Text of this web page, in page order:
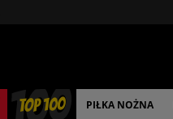
TOP 100 PIŁKA NOŻNA